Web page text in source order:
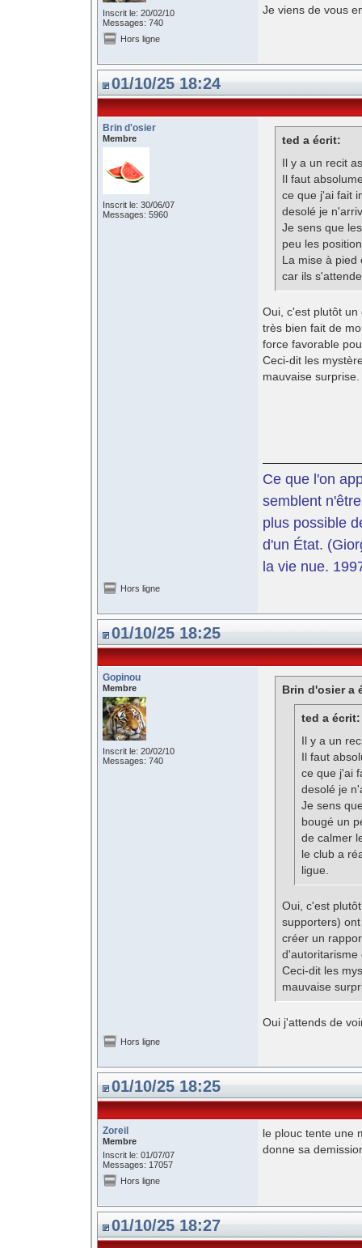
Inscrit le: 20/02/10
Messages: 740
Je viens de vous
Hors ligne
01/10/25 18:24
Brin d'osier
Membre
Inscrit le: 30/06/07
Messages: 5960
ted a écrit:
Il y a un recit
Il faut
ce que j'ai fait
desolé je
Je sens que
peu les
La mise à pied
car ils
Oui, c'est plutôt un
très bien fait de
force favorable
Ceci-dit les
mauvaise surprise.
Ce que l'on
semblent
plus possible
d'un État.
la vie nue.
Hors ligne
01/10/25 18:25
Gopinou
Membre
Inscrit le: 20/02/10
Messages: 740
Brin d'osier a
ted a écrit:
Il y a un
Il faut
ce que j'ai
desolé je
Je sens
bougé un
de calmer
le club a
ligue.
Oui, c'est
supporters)
créer un
d'autoritarisme
Ceci-dit les
mauvaise
Oui j'attends de
Hors ligne
01/10/25 18:25
Zoreil
Membre
Inscrit le: 01/07/07
Messages: 17057
le plouc tente une
donne sa
Hors ligne
01/10/25 18:27